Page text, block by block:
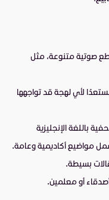
صوتية متنوعة، مثل
لأي لهجة قد تواجهها
باللغة الإنجليزية
مواضيع أكاديمية وعامة.
بسيطة.
أو معلمين.